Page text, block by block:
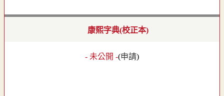
康熙字典(校正本)
- 未公開 -(申請)